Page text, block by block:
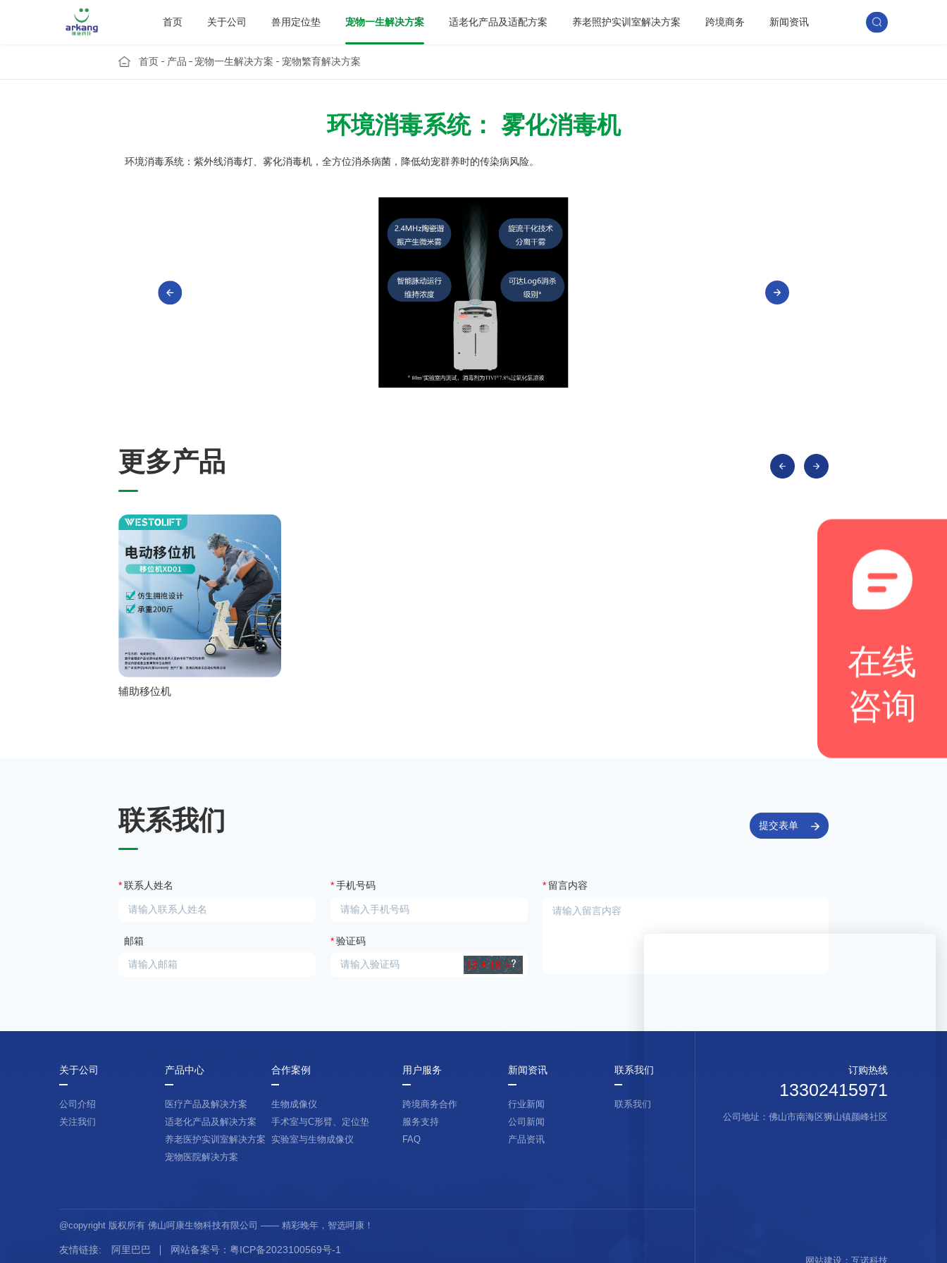
首页 关于公司 兽用定位垫 宠物一生解决方案 适老化产品及适配方案 养老照护实训室解决方案 跨境商务 新闻资讯
首页 产品 宠物一生解决方案 宠物繁育解决方案
环境消毒系统： 雾化消毒机
环境消毒系统：紫外线消毒灯、雾化消毒机，全方位消杀病菌，降低幼宠群养时的传染病风险。
更多产品
辅助移位机
联系我们 提交表单
* 联系人姓名 * 手机号码
邮箱 * 验证码
* 留言内容
关于公司
公司介绍
关注我们
产品中心
医疗产品及解决方案
适老化产品及解决方案
养老医护实训室解决方案
宠物医院解决方案
合作案例
生物成像仪
手术室与C形臂、定位垫
实验室与生物成像仪
用户服务
跨境商务合作
服务支持
FAQ
新闻资讯
行业新闻
公司新闻
产品资讯
联系我们
联系我们
@copyright 版权所有 佛山呵康生物科技有限公司 —— 精彩晚年，智选呵康！
友情链接: 阿里巴巴 网站备案号：粤ICP备2023100569号-1
订购热线
13302415971
公司地址：佛山市南海区狮山镇颜峰社区
网站建设： 互诺科技
在线
咨询